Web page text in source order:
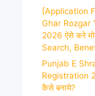
[Application
Ghar Rozgar
2026 ऐसे करे
Search,
Punjab E
Registration
कैसे बनाये?